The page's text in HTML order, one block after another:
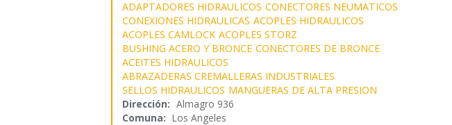
ADAPTADORES HIDRAULICOS CONECTORES NEUMATICOS
CONEXIONES HIDRAULICAS ACOPLES HIDRAULICOS
ACOPLES CAMLOCK ACOPLES STORZ
BUSHING ACERO Y BRONCE CONECTORES DE BRONCE
ACEITES HIDRAULICOS
ABRAZADERAS CREMALLERAS INDUSTRIALES
SELLOS HIDRAULICOS MANGUERAS DE ALTA PRESION
Dirección: Almagro 936
Comuna: Los Angeles